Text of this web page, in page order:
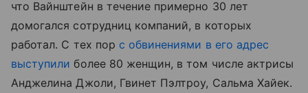
что Вайнштейн в течение примерно 30 лет
домогался сотрудниц компаний, в которых
работал. С тех пор с обвинениями в его адрес
выступили более 80 женщин, в том числе актрисы
Анджелина Джоли, Гвинет Пэлтроу, Сальма Хайек.